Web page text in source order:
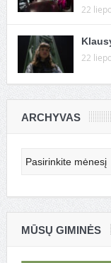
22
22
ARCHYVAS
MŪSŲ GIMINĖS